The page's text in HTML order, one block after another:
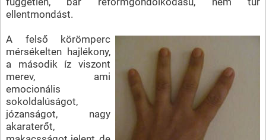
ellentmondást.
A felső körömperc
mérsékelten hajlékony,
a második íz viszont
merev, ami
emocionális
sokoldalúságot,
józanságot, nagy
akaraterőt,